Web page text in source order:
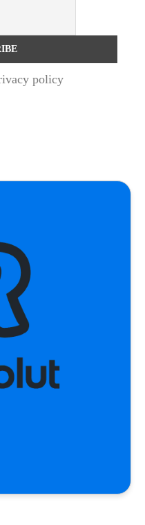
policy
a Încetinit Rotația
blocat?Afla cum îl